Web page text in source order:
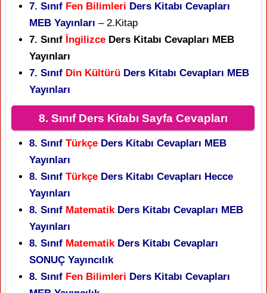
7. Sınıf Fen Bilimleri Ders Kitabı Cevapları
MEB Yayınları – 2.Kitap
7. Sınıf İngilizce Ders Kitabı Cevapları MEB
Yayınları
7. Sınıf Din Kültürü Ders Kitabı Cevapları MEB
Yayınları
8. Sınıf Ders Kitabı Sayfa Cevapları
8. Sınıf Türkçe Ders Kitabı Cevapları MEB
Yayınları
8. Sınıf Türkçe Ders Kitabı Cevapları Hecce
Yayınları
8. Sınıf MatematikDers Kitabı Cevapları MEB
Yayınları
8. Sınıf MatematikDers Kitabı Cevapları
SONUÇ Yayıncılık
8. Sınıf Fen Bilimleri Ders Kitabı Cevapları